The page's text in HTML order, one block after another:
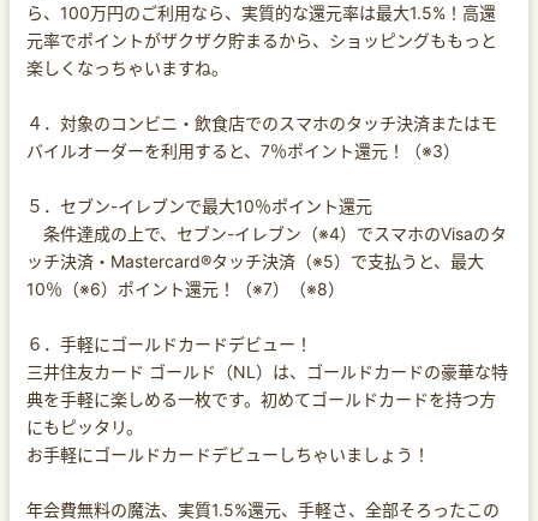
ら、100万円のご利用なら、実質的な還元率は最大1.5%！高還
元率でポイントがザクザク貯まるから、ショッピングももっと
楽しくなっちゃいますね。
４．対象のコンビニ・飲食店でのスマホのタッチ決済またはモ
バイルオーダーを利用すると、7％ポイント還元！（※3）
５．セブン-イレブンで最大10％ポイント還元
条件達成の上で、セブン-イレブン（※4）でスマホのVisaのタ
ッチ決済・Mastercard®タッチ決済（※5）で支払うと、最大
10％（※6）ポイント還元！（※7）（※8）
６．手軽にゴールドカードデビュー！
三井住友カード ゴールド（NL）は、ゴールドカードの豪華な特
典を手軽に楽しめる一枚です。初めてゴールドカードを持つ方
にもピッタリ。
お手軽にゴールドカードデビューしちゃいましょう！
年会費無料の魔法、実質1.5%還元、手軽さ、全部そろったこの